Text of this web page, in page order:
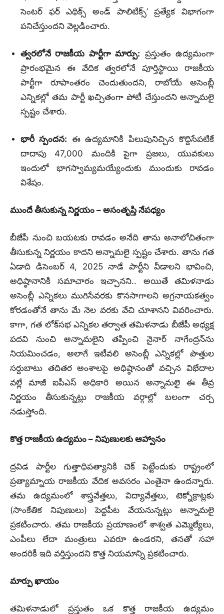
సెంటర్ ఫర్ ఎథిక్స్ అండ్ పాలిటిక్స్’ ప్రత్యేక విభాగంగా
పనిచేస్తుందని వెల్లడించారు.
త్వరలోనే రాజకీయ పార్టీగా మార్పు: ప్రస్తుతం ఉద్యమంగా
ప్రారంభమైన ఈ వేదిక త్వరలోనే పూర్తిస్థాయి రాజకీయ
పార్టీగా రూపాంతరం చెందుతుందని, రాబోయే అసెంబ్లీ
ఎన్నికల్లో తమ పార్టీ ఖచ్చితంగా పోటీ చేస్తుందని అన్నామలై
స్పష్టం చేశారు.
భారీ స్పందన: ఈ ఉద్యమానికి పిలుపునిచ్చిన కొద్దిసేపటికే
దాదాపు 47,000 మందికి పైగా ప్రజలు, యువకులు
ఇందులో భాగస్వామ్యమయ్యేందుకు ముందుకు రావడం
విశేషం.
ముందే తీసుకున్న నిర్ణయం – అసంతృప్తి నేపధ్యం
బీజేపీ నుంచి బయటకు రావడం అనేది తాను అనాలోచితంగా
తీసుకున్న నిర్ణయం కాదని అన్నామలై స్పష్టం చేశారు. తాను గత
ఏడాది డిసెంబర్ 4, 2025 నాడే పార్టీని వీడాలని భావించి,
అధిష్ఠానానికి సమాచారం ఇచ్చానని.. అయితే తమిళనాడు
అసెంబ్లీ ఎన్నికలు ముగిసేవరకు కొనసాగాలని అగ్రనాయకత్వం
కోరడంతోనే తాను మే నెల వరకు వేచి చూశానని వివరించారు.
కాగా, గత లోక్‌సభ ఎన్నికల తర్వాత తమిళనాడు బీజేపీ అధ్యక్ష
పదవి నుంచి అన్నామలైని తప్పించి నైనార్ నాగేంద్రన్‌ను
నియమించడం, అలాగే ఇటీవలి అసెంబ్లీ ఎన్నికల్లో పొత్తుల
సర్దుబాటు తదితర అంశాలపై అధిష్ఠానంతో వచ్చిన విభేదాల
వల్లే మాజీ ఐపీఎస్ అధికారి అయిన అన్నామలై ఈ తీవ్ర
నిర్ణయం తీసుకున్నట్లు రాజకీయ వర్గాల్లో బలంగా చర్చ
నడుస్తోంది.
కొత్త రాజకీయ ఉద్యమం – నిపుణులకు ఆహ్వానం
ద్రవిడ పార్టీల గుత్తాధిపత్యానికి చెక్ పెట్టేందుకు రాష్ట్రంలో
ప్రత్యామ్నాయ రాజకీయ వేదిక అవసరం ఎంతైనా ఉందన్నారు.
తమ ఉద్యమంలో శాస్త్రవేత్తలు, విద్యావేత్తలు, టెక్నోక్రాట్లకు
(సాంకేతిక నిపుణులు) పెద్దపీట వేయనున్నట్లు అన్నామలై
ప్రకటించారు. తమ రాజకీయ ప్రయాణంలో శాశ్వత ఎమ్మెల్యేలు,
ఎంపీలు లేదా మంత్రులు ఎవరూ ఉండరని, తనతో సహా
అందరికీ ఇది వర్తిస్తుందని కొత్త నియమాన్ని ప్రకటించారు.
మార్పు ఖాయం
తమిళనాడులో ప్రస్తుతం ఒక కొత్త రాజకీయ ఉద్యమం